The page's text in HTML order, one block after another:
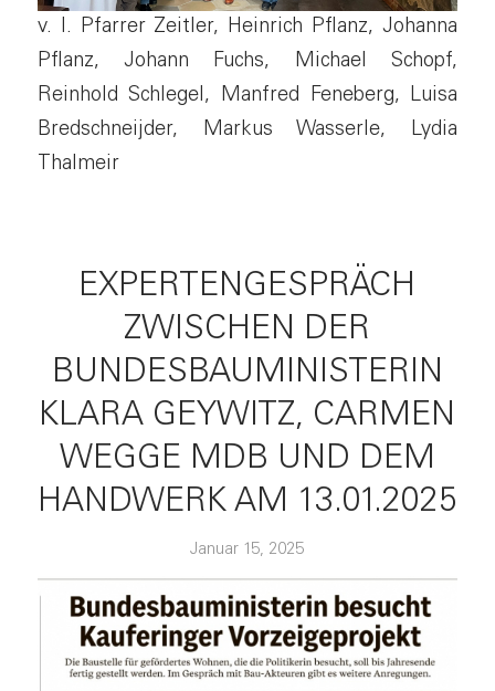
v. l. Pfarrer Zeitler, Heinrich Pflanz, Johanna
Pflanz, Johann Fuchs, Michael Schopf,
Reinhold Schlegel, Manfred Feneberg, Luisa
Bredschneijder, Markus Wasserle, Lydia
Thalmeir
EXPERTENGESPRÄCH
ZWISCHEN DER
BUNDESBAUMINISTERIN
KLARA GEYWITZ, CARMEN
WEGGE MDB UND DEM
HANDWERK AM 13.01.2025
Januar 15, 2025